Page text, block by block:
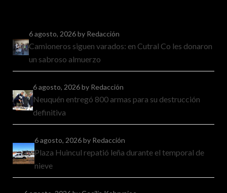
6 agosto, 2026by Redacción
Camioneros siguen varados: en Cutral Co les donaron
un sabroso almuerzo
6 agosto, 2026by Redacción
Neuquén entregó 800 armas para su destrucción
definitiva
6 agosto, 2026by Redacción
Plaza Huincul repatió leña durante el temporal de
nieve